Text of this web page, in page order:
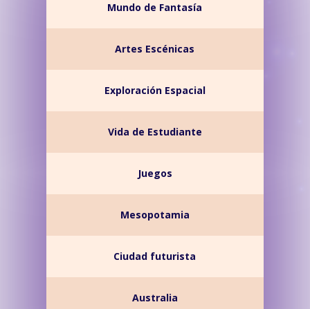
Mundo de Fantasía
Artes Escénicas
Exploración Espacial
Vida de Estudiante
Juegos
Mesopotamia
Ciudad futurista
Australia